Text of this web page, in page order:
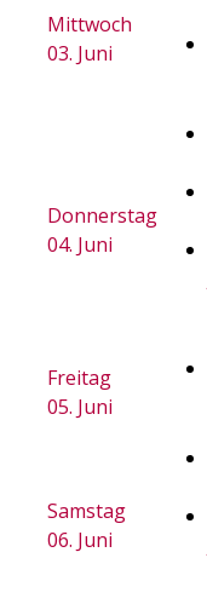
Mittwoch
03. Juni
Donnerstag
04. Juni
Freitag
05. Juni
Samstag
06. Juni